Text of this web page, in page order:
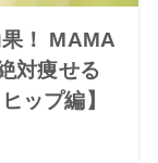
！ MAMA
対痩せる
ップ編】